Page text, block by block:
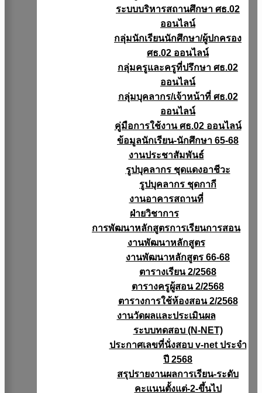
ระบบบริหารสถานศึกษา ศธ.02
ออนไลน์
กลุ่มนักเรียนนักศึกษา/ผู้ปกครอง
ศธ.02 ออนไลน์
กลุ่มครูและครูที่ปรึกษา ศธ.02
ออนไลน์
กลุ่มบุคลากร/เจ้าหน้าที่ ศธ.02
ออนไลน์
คู่มือการใช้งาน ศธ.02 ออนไลน์
ข้อมูลนักเรียน-นักศึกษา 65-68
งานประชาสัมพันธ์
รูปบุคลากร ชุดแดงอาชีวะ
รูปบุคลากร ชุดกากี
งานอาคารสถานที่
ฝ่ายวิชาการ
การพัฒนาหลักสูตรการเรียนการสอน
งานพัฒนาหลักสูตร
งานพัฒนาหลักสูตร 66-68
ตารางเรียน 2/2568
ตารางครูผู้สอน 2/2568
ตารางการใช้ห้องสอน 2/2568
งานวัดผลเเละประเมินผล
ระบบทดสอบ (N-NET)
ประกาศเลขที่นั่งสอบ v-net ประจำ
ปี 2568
สรุปรายงานผลการเรียน-ระดับ
คะแนนตั้งแต่-2-ขึ้นไป